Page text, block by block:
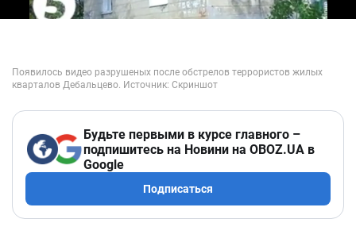
Будьте первыми в курсе главного –
подпишитесь на Новини на OBOZ.UA в
Google
Подписаться